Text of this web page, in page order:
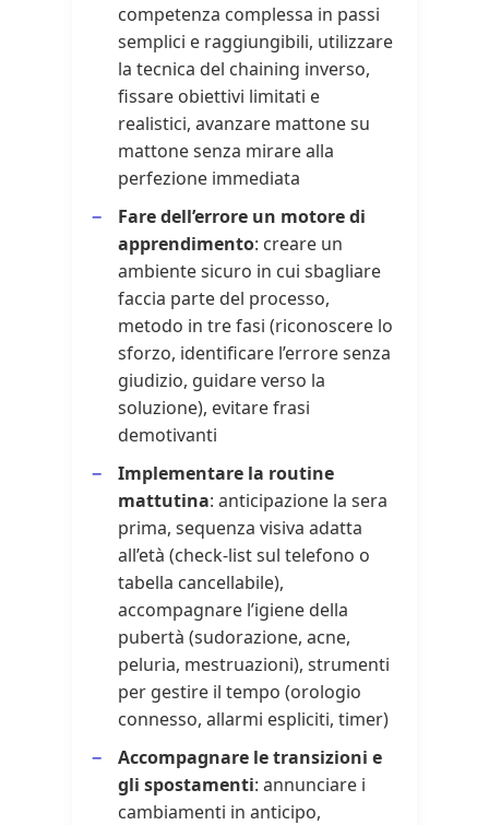
competenza complessa in passi
semplici e raggiungibili, utilizzare
la tecnica del chaining inverso,
fissare obiettivi limitati e
realistici, avanzare mattone su
mattone senza mirare alla
perfezione immediata
Fare dell’errore un motore di
apprendimento: creare un
ambiente sicuro in cui sbagliare
faccia parte del processo,
metodo in tre fasi (riconoscere lo
sforzo, identificare l’errore senza
giudizio, guidare verso la
soluzione), evitare frasi
demotivanti
Implementare la routine
mattutina: anticipazione la sera
prima, sequenza visiva adatta
all’età (check-list sul telefono o
tabella cancellabile),
accompagnare l’igiene della
pubertà (sudorazione, acne,
peluria, mestruazioni), strumenti
per gestire il tempo (orologio
connesso, allarmi espliciti, timer)
Accompagnare le transizioni e
gli spostamenti: annunciare i
cambiamenti in anticipo,